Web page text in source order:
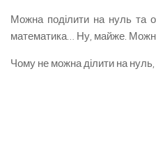
Можна поділити на нуль та
математика… Ну, майже.
Чому не можна ділити на